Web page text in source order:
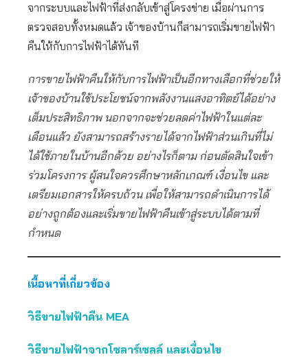
จากระบบและไฟฟ้าที่ส่งกลับเข้าสู่โครงข่าย เมื่อผ่านการ
ตรวจสอบทั้งหมดแล้ว เจ้าของบ้านก็สามารถเริ่มขายไฟฟ้า
คืนให้กับการไฟฟ้าได้ทันที
การขายไฟฟ้าคืนให้กับการไฟฟ้าเป็นอีกทางเลือกที่ช่วยให้
เจ้าของบ้านใช้ประโยชน์จากพลังงานแสงอาทิตย์ได้อย่าง
เต็มประสิทธิภาพ นอกจากจะช่วยลดค่าไฟฟ้าในแต่ละ
เดือนแล้ว ยังสามารถสร้างรายได้จากไฟฟ้าส่วนเกินที่ไม่
ได้ใช้ภายในบ้านอีกด้วย อย่างไรก็ตาม ก่อนตัดสินใจเข้า
ร่วมโครงการ ผู้สนใจควรศึกษาหลักเกณฑ์ เงื่อนไข และ
เตรียมเอกสารให้ครบถ้วน เพื่อให้สามารถดำเนินการได้
อย่างถูกต้องและเริ่มขายไฟฟ้าคืนเข้าสู่ระบบได้ตามที่
กำหนด
เนื้อหาที่เกี่ยวข้อง
วิธีขายไฟฟ้าคืน MEA
วิธีขายไฟฟ้าจากโซลาร์เซลล์ และเงื่อนไข